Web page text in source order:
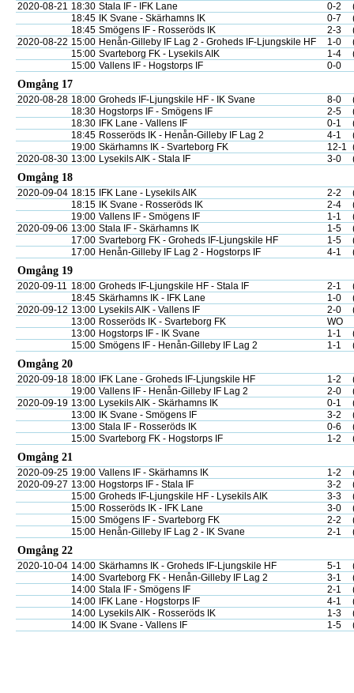
2020-08-21 18:30 Stala IF - IFK Lane 0-2
18:45
IK Svane - Skärhamns IK 0-7
18:45 Smögens IF - Rosseröds IK 2-3
2020-08-22 15:00 Henån-Gilleby IF Lag 2 - Groheds IF-Ljungskile HF 1-0
15:00 Svarteborg FK - Lysekils AIK 1-4
15:00 Vallens IF - Hogstorps IF 0-0
Omgång 17
2020-08-28 18:00 Groheds IF-Ljungskile HF - IK Svane 8-0
18:30 Hogstorps IF - Smögens IF 2-5
18:30
IFK Lane - Vallens IF 0-1
18:45 Rosseröds IK - Henån-Gilleby IF Lag 2 4-1
19:00 Skärhamns IK - Svarteborg FK 12-1
2020-08-30 13:00 Lysekils AIK - Stala IF 3-0
Omgång 18
2020-09-04 18:15 IFK Lane - Lysekils AIK 2-2
18:15
IK Svane - Rosseröds IK 2-4
19:00 Vallens IF - Smögens IF 1-1
2020-09-06 13:00 Stala IF - Skärhamns IK 1-5
17:00 Svarteborg FK - Groheds IF-Ljungskile HF 1-5
17:00 Henån-Gilleby IF Lag 2 - Hogstorps IF 4-1
Omgång 19
2020-09-11 18:00 Groheds IF-Ljungskile HF - Stala IF 2-1
18:45 Skärhamns IK - IFK Lane 1-0
2020-09-12 13:00 Lysekils AIK - Vallens IF 2-0
13:00 Rosseröds IK - Svarteborg FK
WO
13:00 Hogstorps IF - IK Svane 1-1
15:00 Smögens IF - Henån-Gilleby IF Lag 2 1-1
Omgång 20
2020-09-18 18:00 IFK Lane - Groheds IF-Ljungskile HF 1-2
19:00 Vallens IF - Henån-Gilleby IF Lag 2 2-0
2020-09-19 13:00 Lysekils AIK - Skärhamns IK 0-1
13:00
IK Svane - Smögens IF 3-2
13:00 Stala IF - Rosseröds IK 0-6
15:00 Svarteborg FK - Hogstorps IF 1-2
Omgång 21
2020-09-25 19:00 Vallens IF - Skärhamns IK 1-2
2020-09-27 13:00 Hogstorps IF - Stala IF 3-2
15:00 Groheds IF-Ljungskile HF - Lysekils AIK 3-3
15:00 Rosseröds IK - IFK Lane 3-0
15:00 Smögens IF - Svarteborg FK 2-2
15:00 Henån-Gilleby IF Lag 2 - IK Svane 2-1
Omgång 22
2020-10-04 14:00 Skärhamns IK - Groheds IF-Ljungskile HF 5-1
14:00 Svarteborg FK - Henån-Gilleby IF Lag 2 3-1
14:00 Stala IF - Smögens IF 2-1
14:00
IFK Lane - Hogstorps IF 4-1
14:00 Lysekils AIK - Rosseröds IK 1-3
14:00
IK Svane - Vallens IF 1-5